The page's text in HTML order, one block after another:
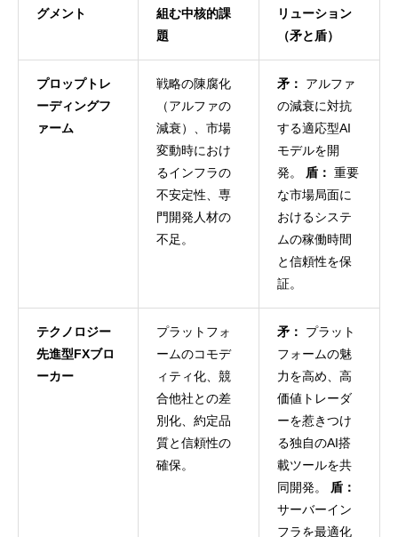
グメント
組む中核的課
題
リューション
（矛と盾）
プロップトレ
ーディングフ
ァーム
戦略の陳腐化
（アルファの
減衰）、市場
変動時におけ
るインフラの
不安定性、専
門開発人材の
不足。
矛：
アルファ
の減衰に対抗
する適応型AI
モデルを開
発。
盾： 重要
な市場局面に
おけるシステ
ムの稼働時間
と信頼性を保
証。
テクノロジー
先進型FXブロ
ーカー
プラットフォ
ームのコモデ
ィティ化、競
合他社との差
別化、約定品
質と信頼性の
確保。
矛：
プラット
フォームの魅
力を高め、高
価値トレーダ
ーを惹きつけ
る独自のAI搭
載ツールを共
同開発。
盾：
サーバーイン
フラを最適化